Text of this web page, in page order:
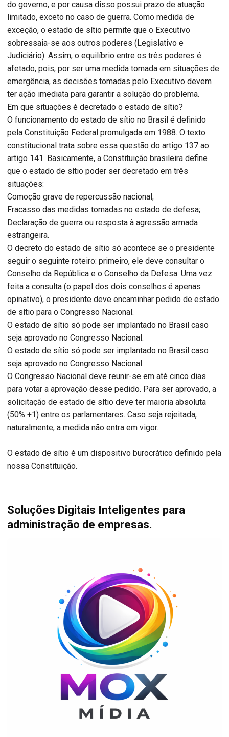
do governo, e por causa disso possui prazo de atuação
limitado, exceto no caso de guerra. Como medida de
exceção, o estado de sítio permite que o Executivo
sobressaia-se aos outros poderes (Legislativo e
Judiciário). Assim, o equilíbrio entre os três poderes é
afetado, pois, por ser uma medida tomada em situações de
emergência, as decisões tomadas pelo Executivo devem
ter ação imediata para garantir a solução do problema.
Em que situações é decretado o estado de sítio?
O funcionamento do estado de sítio no Brasil é definido
pela Constituição Federal promulgada em 1988. O texto
constitucional trata sobre essa questão do artigo 137 ao
artigo 141. Basicamente, a Constituição brasileira define
que o estado de sítio poder ser decretado em três
situações:
Comoção grave de repercussão nacional;
Fracasso das medidas tomadas no estado de defesa;
Declaração de guerra ou resposta à agressão armada
estrangeira.
O decreto do estado de sítio só acontece se o presidente
seguir o seguinte roteiro: primeiro, ele deve consultar o
Conselho da República e o Conselho da Defesa. Uma vez
feita a consulta (o papel dos dois conselhos é apenas
opinativo), o presidente deve encaminhar pedido de estado
de sítio para o Congresso Nacional.
O estado de sítio só pode ser implantado no Brasil caso
seja aprovado no Congresso Nacional.
O estado de sítio só pode ser implantado no Brasil caso
seja aprovado no Congresso Nacional.
O Congresso Nacional deve reunir-se em até cinco dias
para votar a aprovação desse pedido. Para ser aprovado, a
solicitação de estado de sítio deve ter maioria absoluta
(50% +1) entre os parlamentares. Caso seja rejeitada,
naturalmente, a medida não entra em vigor.
O estado de sítio é um dispositivo burocrático definido pela
nossa Constituição.
Soluções Digitais Inteligentes para
administração de empresas.